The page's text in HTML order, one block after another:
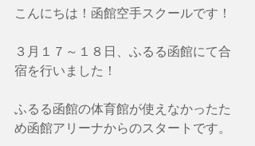
こんにちは！函館空手スクールです！
３月１７～１８日、ふるる函館にて合
宿を行いました！
ふるる函館の体育館が使えなかったた
め函館アリーナからのスタートです。